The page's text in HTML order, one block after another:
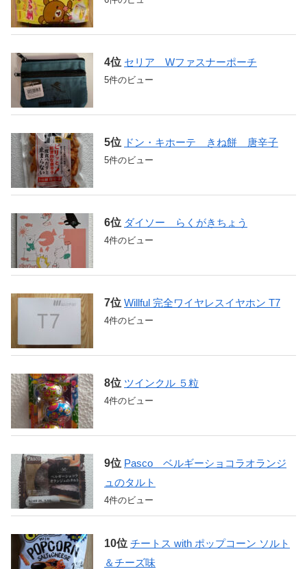
セリア Wファスナーポーチ
5件のビュー
ドン・キホーテ きね餅 唐辛子
5件のビュー
ダイソー らくがきちょう
4件のビュー
Willful 完全ワイヤレスイヤホン T7
4件のビュー
ツインクル ５粒
4件のビュー
Pasco ベルギーショコラオランジ
ュのタルト
4件のビュー
チートス with ポップコーン ソルト
＆チーズ味